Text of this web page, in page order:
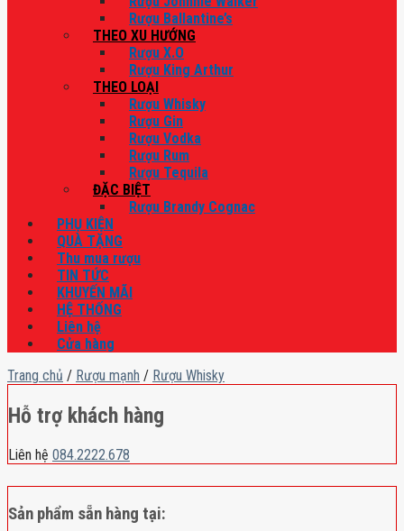
Rượu Ballantine’s
THEO XU HƯỚNG
Rượu X.O
Rượu King Arthur
THEO LOẠI
Rượu Whisky
Rượu Gin
Rượu Vodka
Rượu Rum
Rượu Tequila
ĐẶC BIỆT
Rượu Brandy Cognac
PHỤ KIỆN
QUÀ TẶNG
Thu mua rượu
TIN TỨC
KHUYẾN MÃI
HỆ THỐNG
Liên hệ
Cửa hàng
Trang chủ / Rượu mạnh / Rượu Whisky
Hỗ trợ khách hàng
Liên hệ 084.2222.678
Sản phẩm sẵn hàng tại: